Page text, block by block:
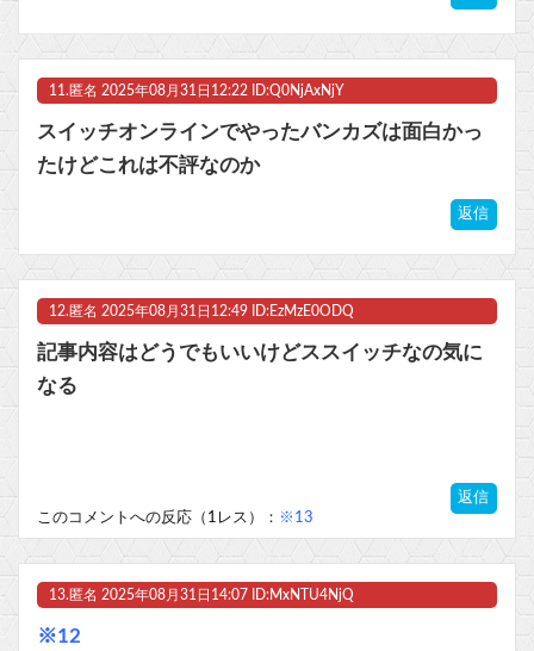
11. 匿名 2025年08月31日12:22 ID:Q0NjAxNjY
スイッチオンラインでやったバンカズは面白かっ
たけどこれは不評なのか
返信
12. 匿名 2025年08月31日12:49 ID:EzMzE0ODQ
記事内容はどうでもいいけどススイッチなの気に
なる
返信
このコメントへの反応（1レス）： ※13
13. 匿名 2025年08月31日14:07 ID:MxNTU4NjQ
※12